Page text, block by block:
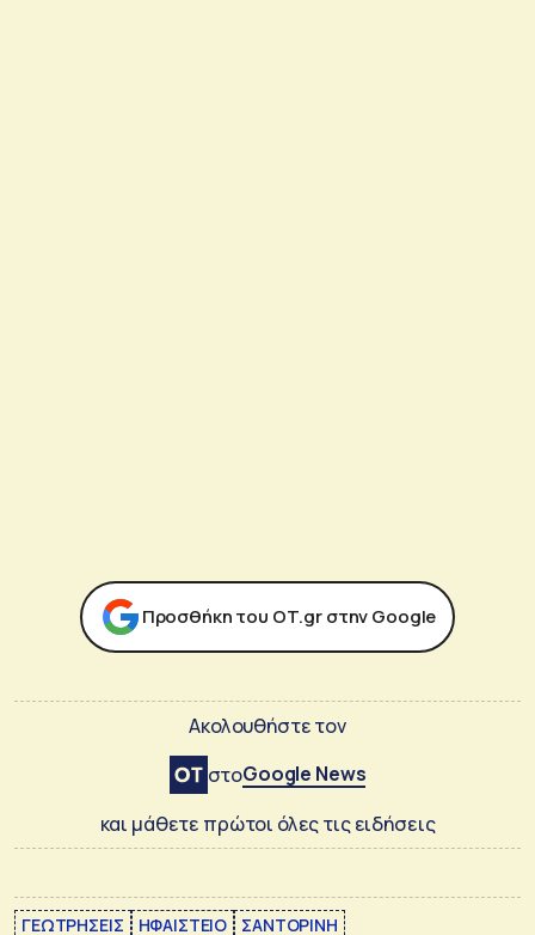
Προσθήκη του ΟΤ.gr στην Google
Ακολουθήστε τον
στοGoogle News
και μάθετε πρώτοι όλες τις ειδήσεις
ΓΕΩΤΡΗΣΕΙΣ ΗΦΑΙΣΤΕΙΟ ΣΑΝΤΟΡΙΝΗ